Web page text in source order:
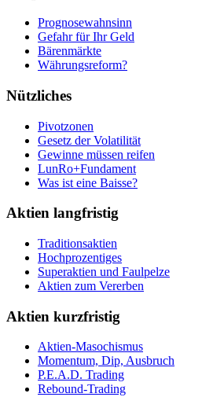
Prognosewahnsinn
Gefahr für Ihr Geld
Bärenmärkte
Währungsreform?
Nützliches
Pivotzonen
Gesetz der Volatilität
Gewinne müssen reifen
LunRo+Fundament
Was ist eine Baisse?
Aktien langfristig
Traditionsaktien
Hochprozentiges
Superaktien und Faulpelze
Aktien zum Vererben
Aktien kurzfristig
Aktien-Masochismus
Momentum, Dip, Ausbruch
P.E.A.D. Trading
Rebound-Trading